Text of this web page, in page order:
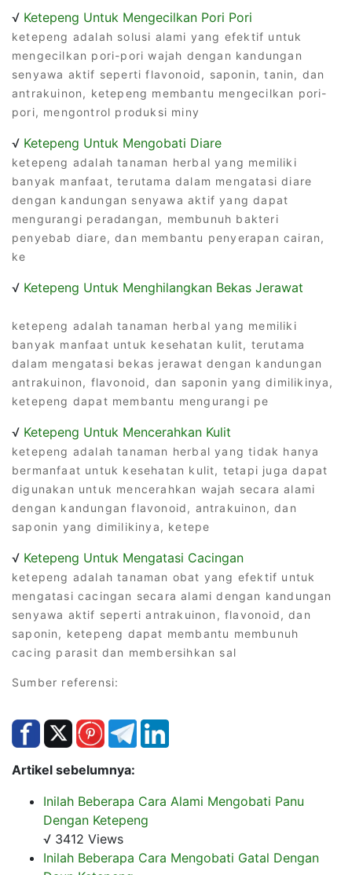
√ Ketepeng Untuk Mengecilkan Pori Pori
ketepeng adalah solusi alami yang efektif untuk
mengecilkan pori-pori wajah dengan kandungan
senyawa aktif seperti flavonoid, saponin, tanin, dan
antrakuinon, ketepeng membantu mengecilkan pori-
pori, mengontrol produksi miny
√ Ketepeng Untuk Mengobati Diare
ketepeng adalah tanaman herbal yang memiliki
banyak manfaat, terutama dalam mengatasi diare
dengan kandungan senyawa aktif yang dapat
mengurangi peradangan, membunuh bakteri
penyebab diare, dan membantu penyerapan cairan,
ke
√ Ketepeng Untuk Menghilangkan Bekas Jerawat
ketepeng adalah tanaman herbal yang memiliki
banyak manfaat untuk kesehatan kulit, terutama
dalam mengatasi bekas jerawat dengan kandungan
antrakuinon, flavonoid, dan saponin yang dimilikinya,
ketepeng dapat membantu mengurangi pe
√ Ketepeng Untuk Mencerahkan Kulit
ketepeng adalah tanaman herbal yang tidak hanya
bermanfaat untuk kesehatan kulit, tetapi juga dapat
digunakan untuk mencerahkan wajah secara alami
dengan kandungan flavonoid, antrakuinon, dan
saponin yang dimilikinya, ketepe
√ Ketepeng Untuk Mengatasi Cacingan
ketepeng adalah tanaman obat yang efektif untuk
mengatasi cacingan secara alami dengan kandungan
senyawa aktif seperti antrakuinon, flavonoid, dan
saponin, ketepeng dapat membantu membunuh
cacing parasit dan membersihkan sal
Sumber referensi:
Artikel sebelumnya:
Inilah Beberapa Cara Alami Mengobati Panu
Dengan Ketepeng
√ 3412 Views
Inilah Beberapa Cara Mengobati Gatal Dengan